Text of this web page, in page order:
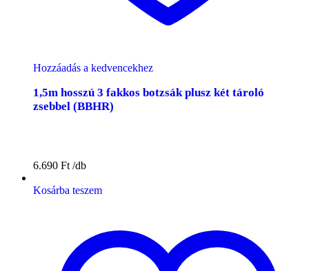
Hozzáadás a kedvencekhez
1,5m hosszú 3 fakkos botzsák plusz két tároló
zsebbel (BBHR)
6.690 Ft
Kosárba teszem